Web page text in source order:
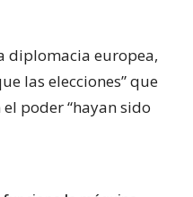
diplomacia europea,
las elecciones” que
poder “hayan sido